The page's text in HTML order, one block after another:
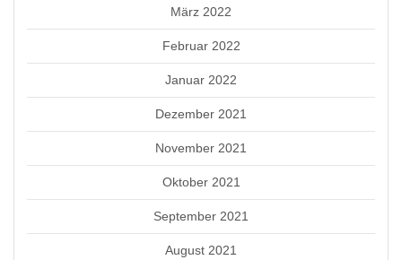
März 2022
Februar 2022
Januar 2022
Dezember 2021
November 2021
Oktober 2021
September 2021
August 2021